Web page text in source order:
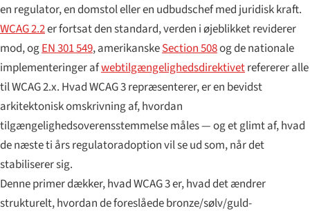
en regulator, en domstol eller en udbudschef med juridisk kraft.
WCAG 2.2er fortsat den standard, verden i øjeblikket reviderer
mod, ogEN 301 549, amerikanskeSection 508og de nationale
implementeringer afwebtilgængeligheds­direktivetrefererer alle
til WCAG 2.x. Hvad WCAG 3 repræsenterer, er en bevidst
arkitektonisk omskrivning af, hvordan
tilgængeligheds­overensstemmelse måles — og et glimt af, hvad
de næste ti års regulatoradoption vil se ud som, når det
stabiliserer sig.
Denne primer dækker, hvad WCAG 3 er, hvad det ændrer
strukturelt, hvordan de foreslåede bronze/sølv/guld-